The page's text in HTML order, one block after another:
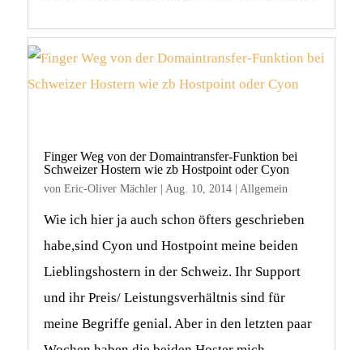
Finger Weg von der Domaintransfer-Funktion bei
Schweizer Hostern wie zb Hostpoint oder Cyon
von Eric-Oliver Mächler| Aug. 10, 2014| Allgemein
Wie ich hier ja auch schon öfters geschrieben
habe,sind Cyon und Hostpoint meine beiden
Lieblingshostern in der Schweiz. Ihr Support
und ihr Preis/ Leistungsverhältnis sind für
meine Begriffe genial. Aber in den letzten paar